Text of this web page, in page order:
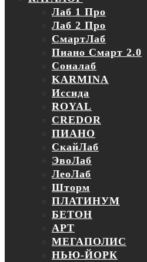
Лаб 1 Про
Лаб 2 Про
СмартЛаб
Пиано Смарт 2.0
Соналаб
KARMINA
Иссида
ROYAL
CREDOR
ПИАНО
СкайЛаб
ЭвоЛаб
ЛеоЛаб
Шторм
ПЛАТИНУМ
БЕТОН
АРТ
МЕГАПОЛИС
НЬЮ-ЙОРК